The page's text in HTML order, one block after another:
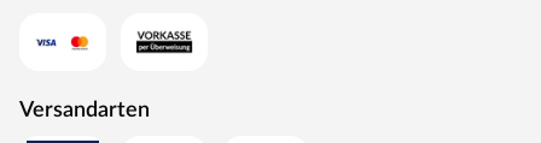
Versandarten